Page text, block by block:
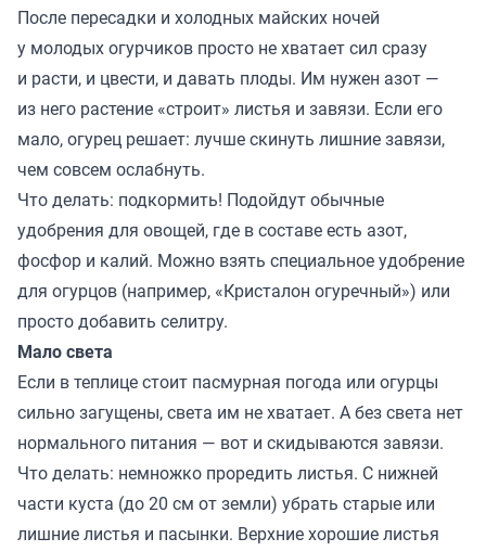
После пересадки и холодных майских ночей
у молодых огурчиков просто не хватает сил сразу
и расти, и цвести, и давать плоды. Им нужен азот —
из него растение «строит» листья и завязи. Если его
мало, огурец решает: лучше скинуть лишние завязи,
чем совсем ослабнуть.
Что делать: подкормить! Подойдут обычные
удобрения для овощей, где в составе есть азот,
фосфор и калий. Можно взять специальное удобрение
для огурцов (например, «Кристалон огуречный») или
просто добавить селитру.
Мало света
Если в теплице стоит пасмурная погода или огурцы
сильно загущены, света им не хватает. А без света нет
нормального питания — вот и скидываются завязи.
Что делать: немножко проредить листья. С нижней
части куста (до 20 см от земли) убрать старые или
лишние листья и пасынки. Верхние хорошие листья